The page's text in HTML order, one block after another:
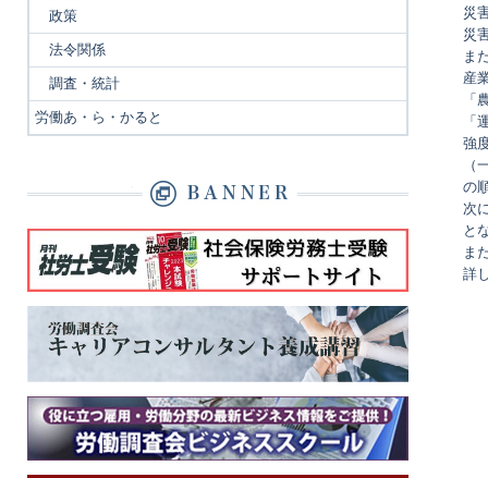
災
災
ま
産
「
「
強
（
の
次
と
ま
詳
政策
法令関係
調査・統計
労働あ・ら・かると